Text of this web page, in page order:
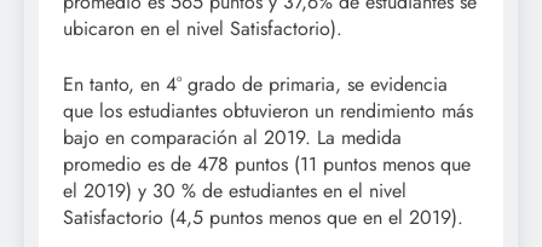
ubicaron en el nivel Satisfactorio).
En tanto, en 4° grado de primaria, se evidencia
que los estudiantes obtuvieron un rendimiento más
bajo en comparación al 2019. La medida
promedio es de 478 puntos (11 puntos menos que
el 2019) y 30 % de estudiantes en el nivel
Satisfactorio (4,5 puntos menos que en el 2019).